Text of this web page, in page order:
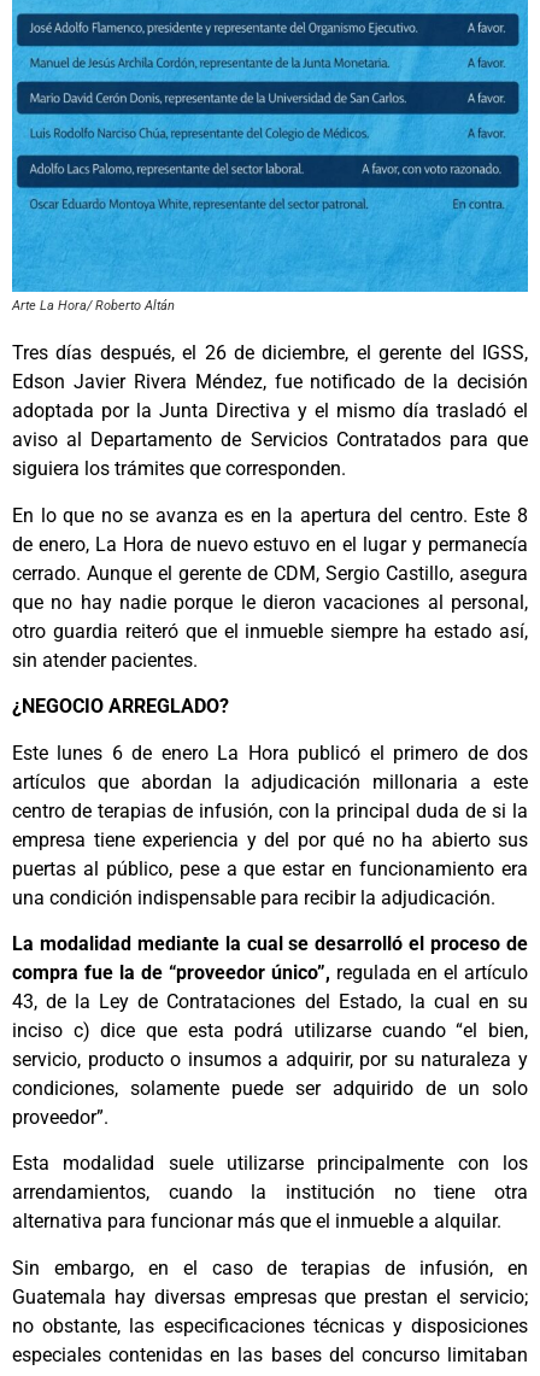
Arte La Hora/ Roberto Altán
Tres días después, el 26 de diciembre, el gerente del IGSS,
Edson Javier Rivera Méndez, fue notificado de la decisión
adoptada por la Junta Directiva y el mismo día trasladó el
aviso al Departamento de Servicios Contratados para que
siguiera los trámites que corresponden.
En lo que no se avanza es en la apertura del centro. Este 8
de enero, La Hora de nuevo estuvo en el lugar y permanecía
cerrado. Aunque el gerente de CDM, Sergio Castillo, asegura
que no hay nadie porque le dieron vacaciones al personal,
otro guardia reiteró que el inmueble siempre ha estado así,
sin atender pacientes.
¿NEGOCIO ARREGLADO?
Este lunes 6 de enero La Hora publicó el primero de dos
artículos que abordan la adjudicación millonaria a este
centro de terapias de infusión, con la principal duda de si la
empresa tiene experiencia y del por qué no ha abierto sus
puertas al público, pese a que estar en funcionamiento era
una condición indispensable para recibir la adjudicación.
La modalidad mediante la cual se desarrolló el proceso de
compra fue la de “proveedor único”, regulada en el artículo
43, de la Ley de Contrataciones del Estado, la cual en su
inciso c) dice que esta podrá utilizarse cuando “el bien,
servicio, producto o insumos a adquirir, por su naturaleza y
condiciones, solamente puede ser adquirido de un solo
proveedor”.
Esta modalidad suele utilizarse principalmente con los
arrendamientos, cuando la institución no tiene otra
alternativa para funcionar más que el inmueble a alquilar.
Sin embargo, en el caso de terapias de infusión, en
Guatemala hay diversas empresas que prestan el servicio;
no obstante, las especificaciones técnicas y disposiciones
especiales contenidas en las bases del concurso limitaban